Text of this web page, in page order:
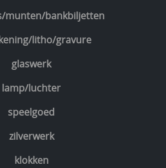
munten/bankbiljetten
litho/gravure
glaswerk
lamp/luchter
speelgoed
zilverwerk
klokken